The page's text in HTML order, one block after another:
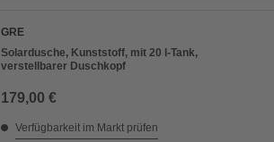
GRE
Solardusche, Kunststoff, mit 20 l-Tank,
verstellbarer Duschkopf
179,00 €
Verfügbarkeit im Markt prüfen